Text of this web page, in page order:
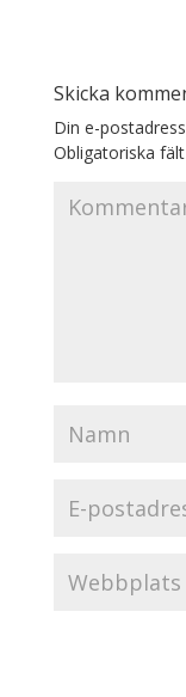
Skicka
Din e-
Obligatoriska